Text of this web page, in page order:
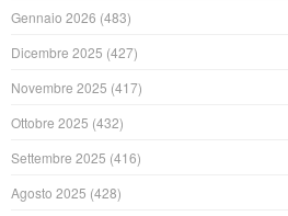
Gennaio 2026 (483)
Dicembre 2025 (427)
Novembre 2025 (417)
Ottobre 2025 (432)
Settembre 2025 (416)
Agosto 2025 (428)